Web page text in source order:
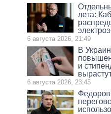
лета:
6 августа 2026, 21:49
В
и
6 августа 2026, 23:45
Федоров